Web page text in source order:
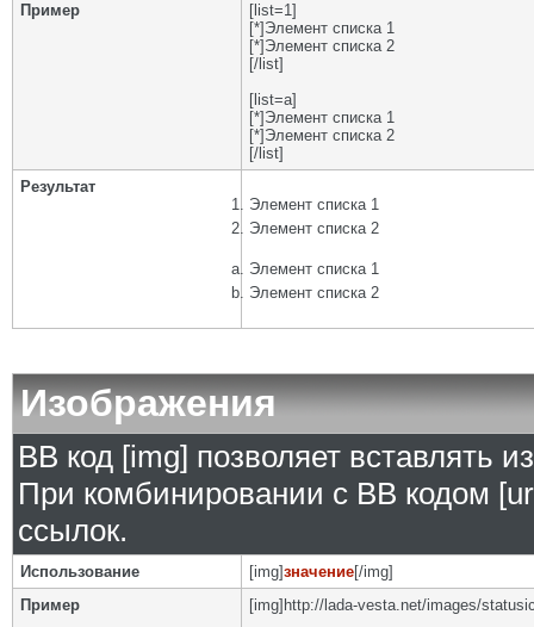
Пример
[list=1]
[*]Элемент списка 1
[*]Элемент списка 2
[/list]
[list=a]
[*]Элемент списка 1
[*]Элемент списка 2
[/list]
Результат
Элемент списка 1
Элемент списка 2
Элемент списка 1
Элемент списка 2
Изображения
BB код [img] позволяет вставлять
При комбинировании с BB кодом
ссылок.
Использование [img]значение[/img]
Пример
[img]http://lada-vesta.net/images/